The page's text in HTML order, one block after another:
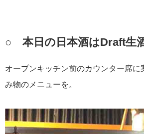
○ 本日の日本酒はDraft生
オープンキッチン前のカウンター席に
み物のメニューを。